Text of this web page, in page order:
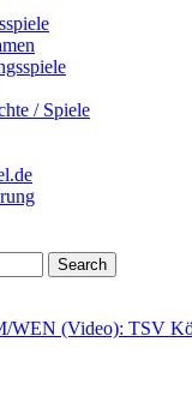
/ Spiele
Search
WEN (Video): TSV